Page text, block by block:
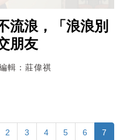
流浪，「浪浪別
朋友
輯：莊偉祺
2 3 4 5 6 7